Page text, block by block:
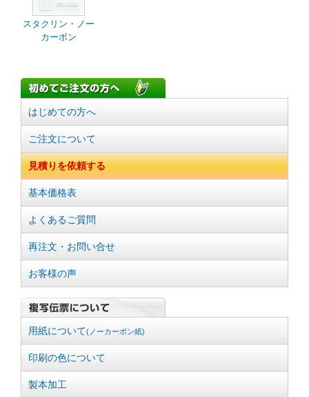
スタクリン・ノー
カーボン
はじめての方へ
ご注文について
見積りを依頼する
基本価格表
よくあるご質問
再注文・お問い合せ
お客様の声
用紙について(ノーカーボン紙)
印刷の色について
製本加工